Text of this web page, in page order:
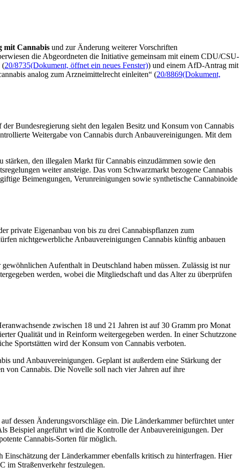
mit Cannabis und zur Änderung weiterer Vorschriften
die Abgeordneten die Initiative gemeinsam mit einem CDU/CSU-
(20/8735(Dokument, öffnet ein neues Fenster)) und einem AfD-Antrag mit
analog zum Arzneimittelrecht einleiten“ (20/8869(Dokument,
Bundesregierung sieht den legalen Besitz und Konsum von Cannabis
Weitergabe von Cannabis durch Anbauvereinigungen. Mit dem
den illegalen Markt für Cannabis einzudämmen sowie den
weiter ansteige. Das vom Schwarzmarkt bezogene Cannabis
Beimengungen, Verunreinigungen sowie synthetische Cannabinoide
private Eigenanbau von bis zu drei Cannabispflanzen zum
nichtgewerbliche Anbauvereinigungen Cannabis künftig anbauen
Aufenthalt in Deutschland haben müssen. Zulässig ist nur
werden, wobei die Mitgliedschaft und das Alter zu überprüfen
zwischen 18 und 21 Jahren ist auf 30 Gramm pro Monat
Qualität und in Reinform weitergegeben werden. In einer Schutzzone
Sportstätten wird der Konsum von Cannabis verboten.
und Anbauvereinigungen. Geplant ist außerdem eine Stärkung der
von Cannabis. Die Novelle soll nach vier Jahren auf ihre
auf dessen Änderungsvorschläge ein. Die Länderkammer befürchtet unter
Beispiel angeführt wird die Kontrolle der Anbauvereinigungen. Der
Cannabis-Sorten für möglich.
der Länderkammer ebenfalls kritisch zu hinterfragen. Hier
im Straßenverkehr festzulegen.